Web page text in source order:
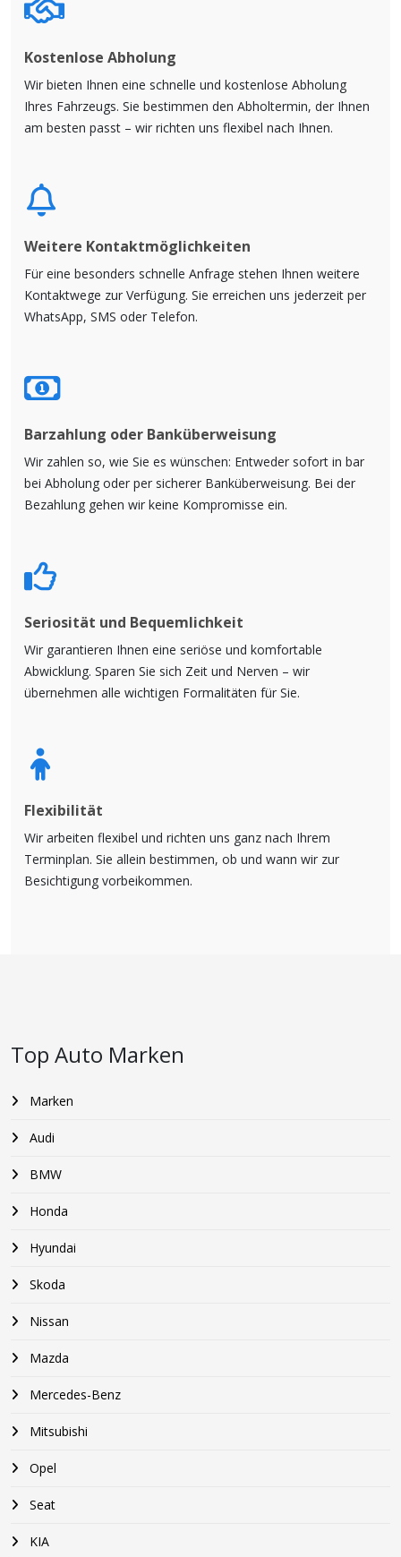
Kostenlose Abholung
Wir bieten Ihnen eine schnelle und kostenlose Abholung
Ihres Fahrzeugs. Sie bestimmen den Abholtermin, der Ihnen
am besten passt – wir richten uns flexibel nach Ihnen.
Weitere Kontaktmöglichkeiten
Für eine besonders schnelle Anfrage stehen Ihnen weitere
Kontaktwege zur Verfügung. Sie erreichen uns jederzeit per
WhatsApp, SMS oder Telefon.
Barzahlung oder Banküberweisung
Wir zahlen so, wie Sie es wünschen: Entweder sofort in bar
bei Abholung oder per sicherer Banküberweisung. Bei der
Bezahlung gehen wir keine Kompromisse ein.
Seriosität und Bequemlichkeit
Wir garantieren Ihnen eine seriöse und komfortable
Abwicklung. Sparen Sie sich Zeit und Nerven – wir
übernehmen alle wichtigen Formalitäten für Sie.
Flexibilität
Wir arbeiten flexibel und richten uns ganz nach Ihrem
Terminplan. Sie allein bestimmen, ob und wann wir zur
Besichtigung vorbeikommen.
Top Auto Marken
Marken
Audi
BMW
Honda
Hyundai
Skoda
Nissan
Mazda
Mercedes-Benz
Mitsubishi
Opel
Seat
KIA